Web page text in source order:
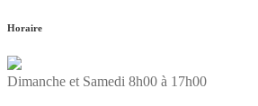
Horaire
Dimanche et Samedi 8h00 à 17h00